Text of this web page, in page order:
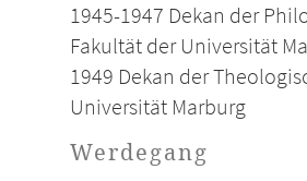
1945-1947 Dekan der
Fakultät der Universität
1949 Dekan der
Universität Marburg
Werdegang